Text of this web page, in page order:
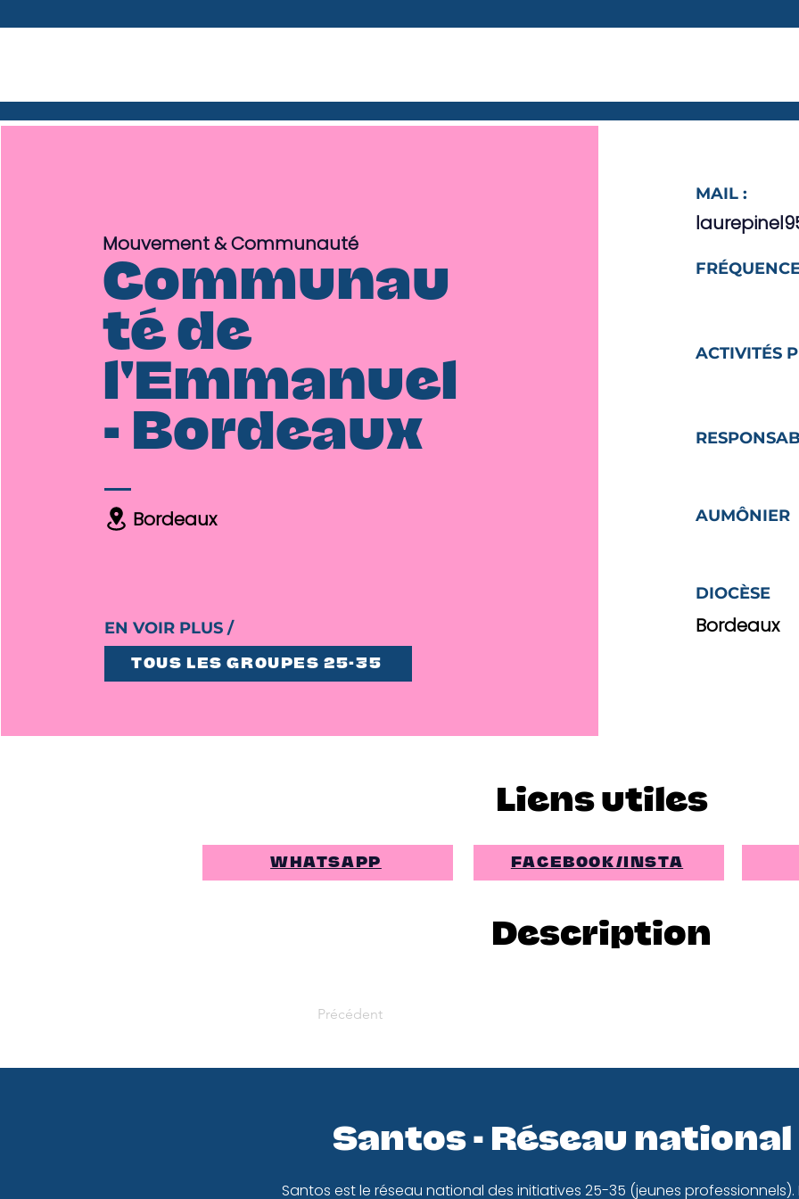
Mouvement & Communauté
Communau
té de
l'Emmanuel
- Bordeaux
Bordeaux
EN VOIR PLUS /
TOUS LES GROUPES 25-35
MAIL :
ACTIVITÉS
AUMÔNIER
DIOCÈSE
Bordeaux
Liens utiles
WHATSAPP FACEBOOK/INSTA
Description
Précédent
Santos - Réseau
Santos est le réseau national des initiatives 25-35 (jeunes